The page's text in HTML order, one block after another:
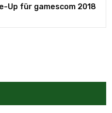
Up für gamescom 2018